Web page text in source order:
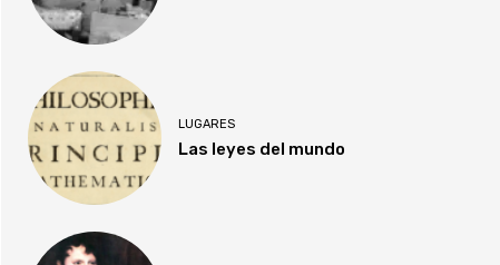
LUGARES
Las leyes del mundo